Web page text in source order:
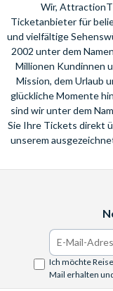
Wir,
Ticketanbieter für
und vielfältige
2002 unter dem
Millionen Kundinnen
Mission, dem Urlaub
glückliche Momente
sind wir unter dem
Sie Ihre Tickets direkt
unserem
Ich möchte
Mail erhalten